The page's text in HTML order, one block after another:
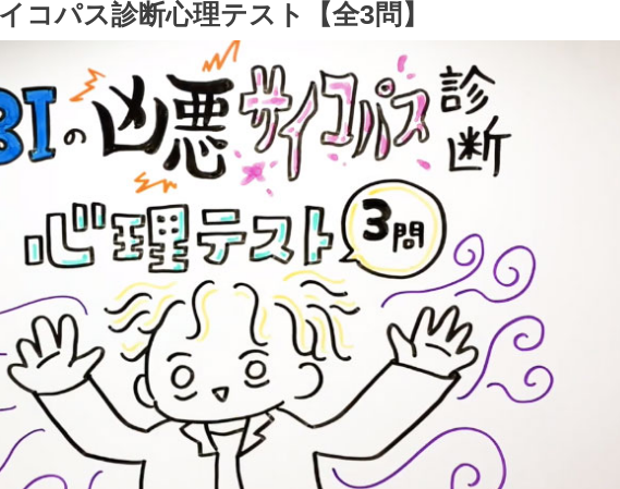
コパス診断心理テスト【全3問】